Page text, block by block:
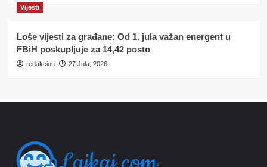
Vijesti
Loše vijesti za građane: Od 1. jula važan energent u
FBiH poskupljuje za 14,42 posto
redakcion 27 Jula, 2026